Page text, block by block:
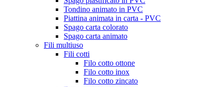
Tondino animato in PVC
Piattina animata in carta - PVC
Spago carta colorato
Spago carta animato
Fili multiuso
Fili cotti
Filo cotto ottone
Filo cotto inox
Filo cotto zincato